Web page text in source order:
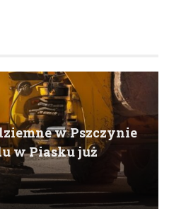
w Pszczynie
w Piasku już